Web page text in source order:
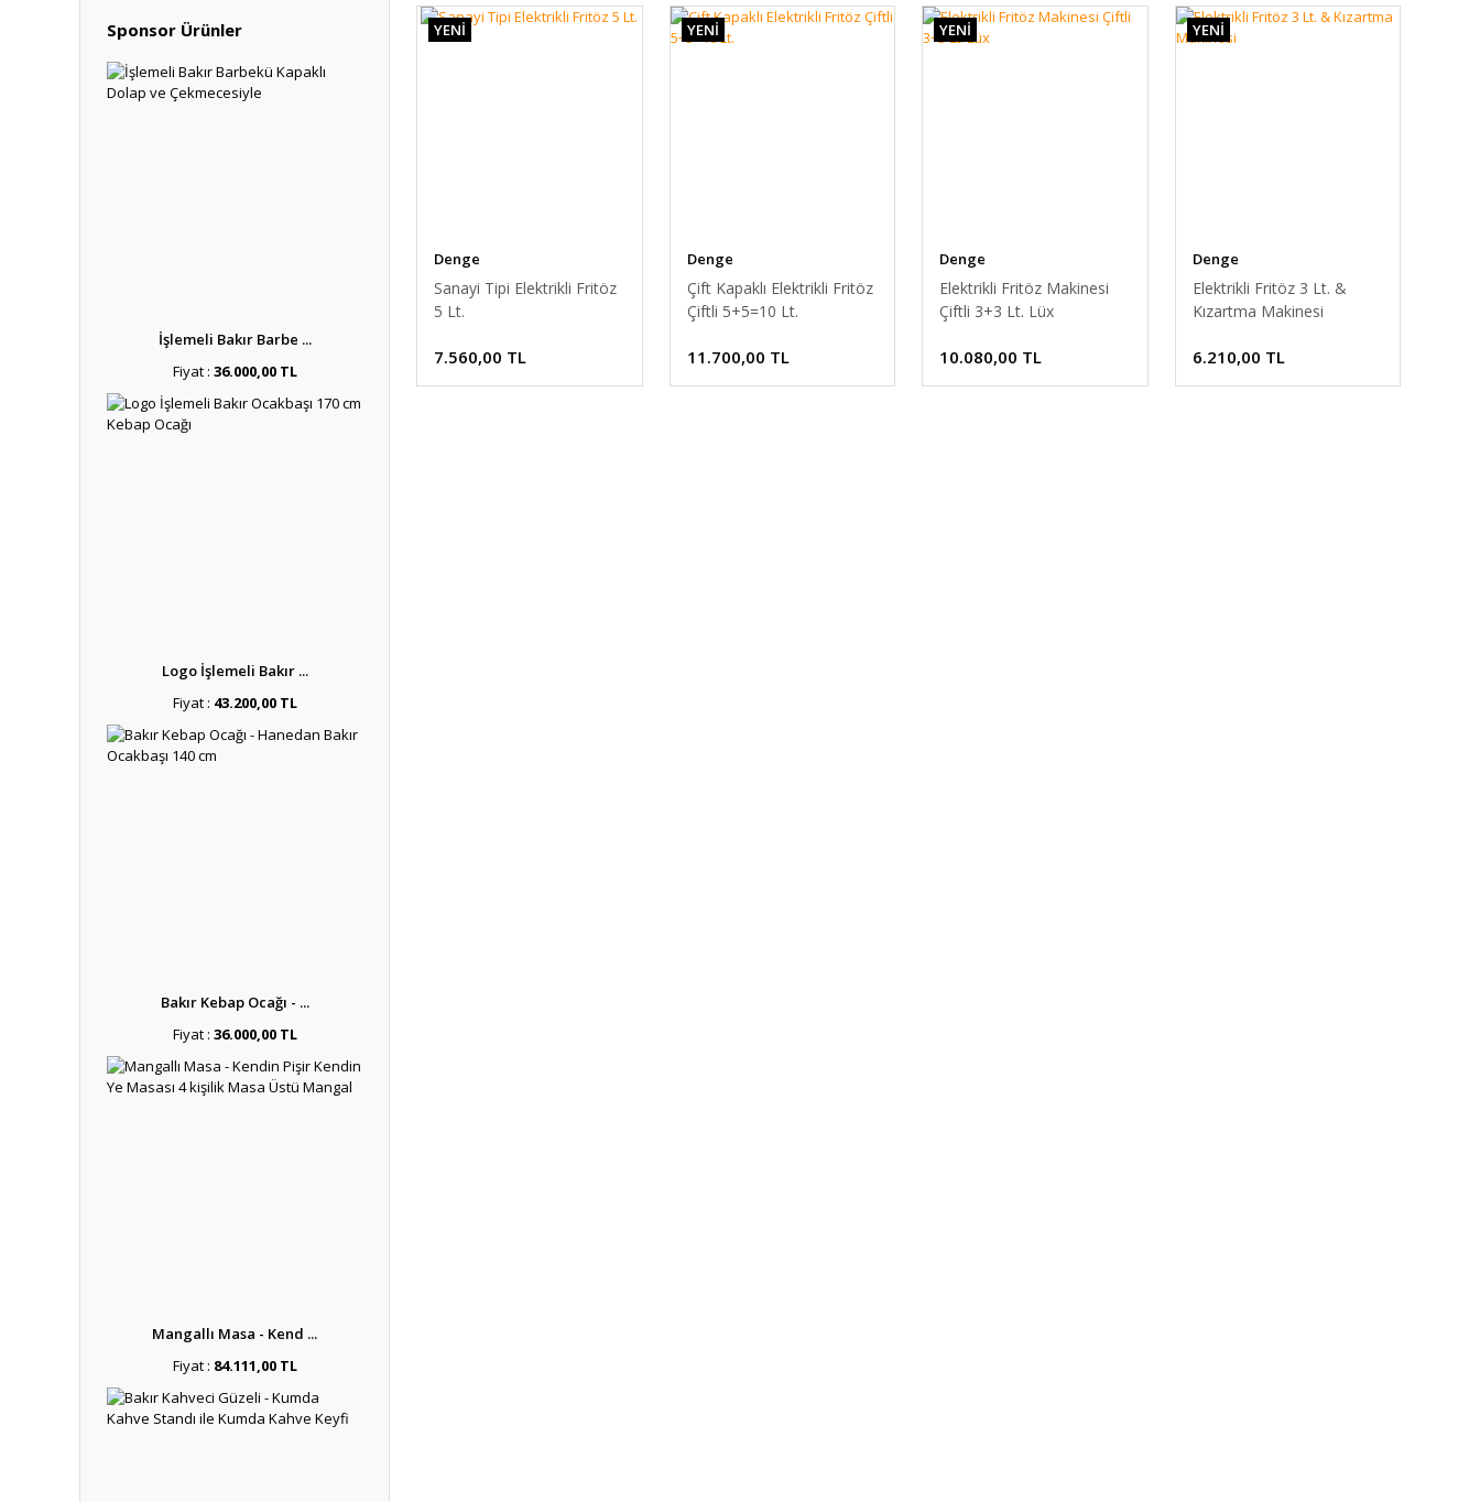
Sponsor Ürünler
İşlemeli Bakır Barbe ...
Fiyat : 36.000,00 TL
Logo İşlemeli Bakır ...
Fiyat : 43.200,00 TL
Bakır Kebap Ocağı - ...
Fiyat : 36.000,00 TL
Mangallı Masa - Kend ...
Fiyat : 84.111,00 TL
ömürlü olanucuz fritözfiyatlarını bulacaksınız.
Sıfır fritöz kızartma makinesi fiyatları arasında aradığınızı bulamadıysanız size 2. el fritöz fiyatlarıyla farklı seçenekler de sunuyoruz.
YENİ
Denge
Sanayi Tipi Elektrikli Fritöz
5 Lt.
7.560,00 TL
YENİ
Denge
Çift Kapaklı Elektrikli Fritöz
Çiftli 5+5=10 Lt.
11.700,00 TL
YENİ
Denge
Elektrikli Fritöz Makinesi
Çiftli 3+3 Lt. Lüx
10.080,00 TL
YENİ
Denge
Elektrikli Fritöz 3 Lt. &
Kızartma Makinesi
6.210,00 TL